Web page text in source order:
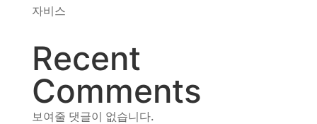
자비스
Recent
Comments
보여줄 댓글이 없습니다.